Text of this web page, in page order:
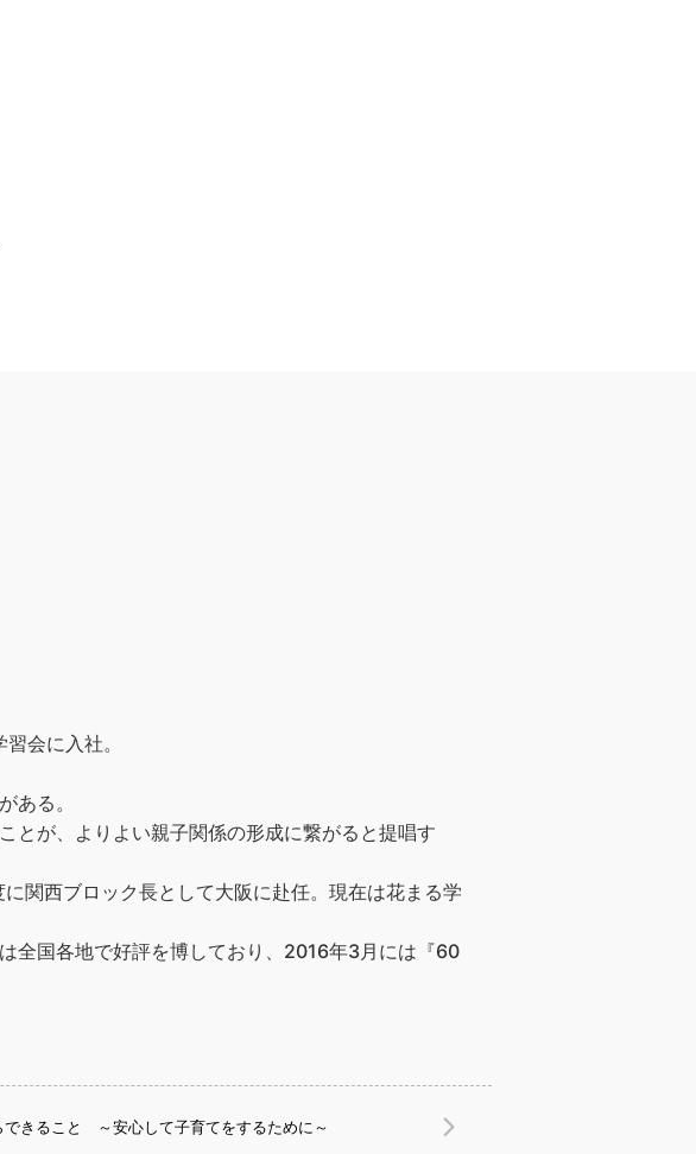
会に入社。
ある。
とが、よりよい親子関係の形成に繋がると提唱す
関西ブロック長として大阪に赴任。現在は花まる学
全国各地で好評を博しており、2016年3月には『60
できること ～安心して子育てをするために～